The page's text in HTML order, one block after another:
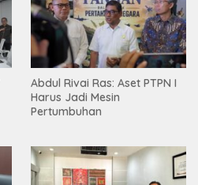
Abdul Rivai Ras: Aset PTPN I
Harus Jadi Mesin
Pertumbuhan